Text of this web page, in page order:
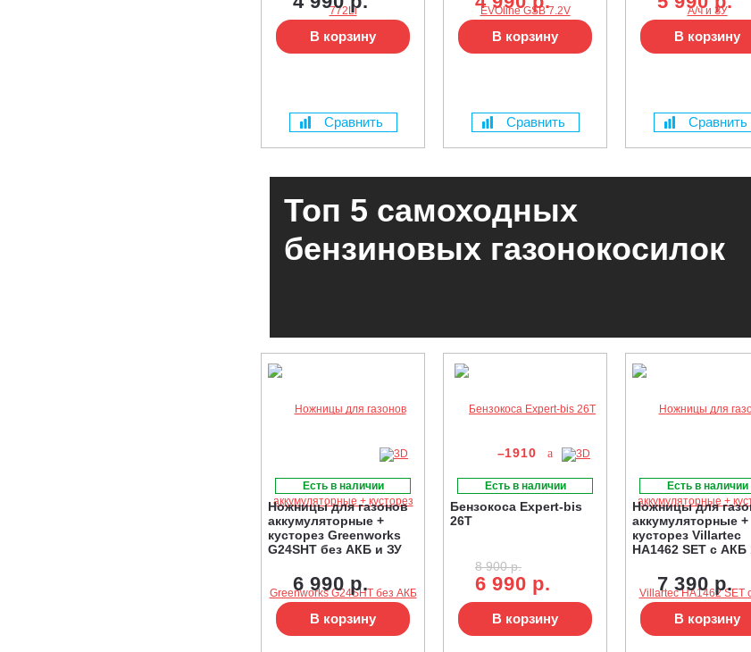
В корзину
Сравнить
В корзину
Сравнить
В корзину
Сравнить
Топ 5 самоходных
бензиновых газонокосилок
Есть в наличии
Ножницы для газонов
аккумуляторные +
кусторез Greenworks
G24SHT без АКБ и ЗУ
6 990 р.
В корзину
–1910
Есть в наличии
Бензокоса Expert-bis
26T
8 900 р.
6 990 р.
В корзину
Есть в наличии
Ножницы для
аккумуляторные +
кусторез Villartec
HA1462 SET с АКБ
7 390 р.
В корзину